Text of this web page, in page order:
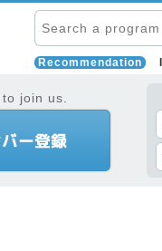
Recommendation
join us.